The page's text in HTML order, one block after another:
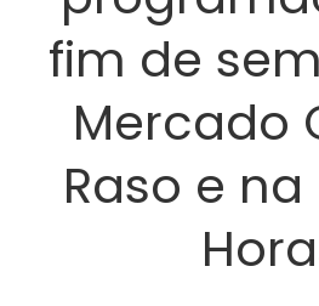
fim de
Mercado
Raso e na